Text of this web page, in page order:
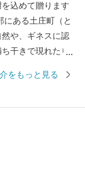
込めて贈ります
や、ギネスに認
干きで現れたり
トが数多くあ
ブのしぼり果実
をもっと見る